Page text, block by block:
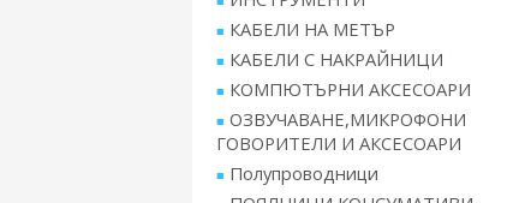
КАБЕЛИ НА МЕТЪР
КАБЕЛИ С НАКРАЙНИЦИ
КОМПЮТЪРНИ АКСЕСОАРИ
ОЗВУЧАВАНЕ,МИКРОФОНИ
ГОВОРИТЕЛИ И АКСЕСОАРИ
Полупроводници